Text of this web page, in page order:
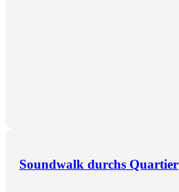
Soundwalk durchs Quartier